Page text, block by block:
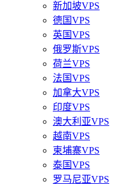
新加坡VPS
德国VPS
英国VPS
俄罗斯VPS
荷兰VPS
法国VPS
加拿大VPS
印度VPS
澳大利亚VPS
越南VPS
柬埔寨VPS
泰国VPS
罗马尼亚VPS